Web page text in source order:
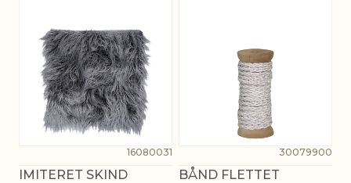
16080031
IMITERET SKIND
30079900
BÅND FLETTET